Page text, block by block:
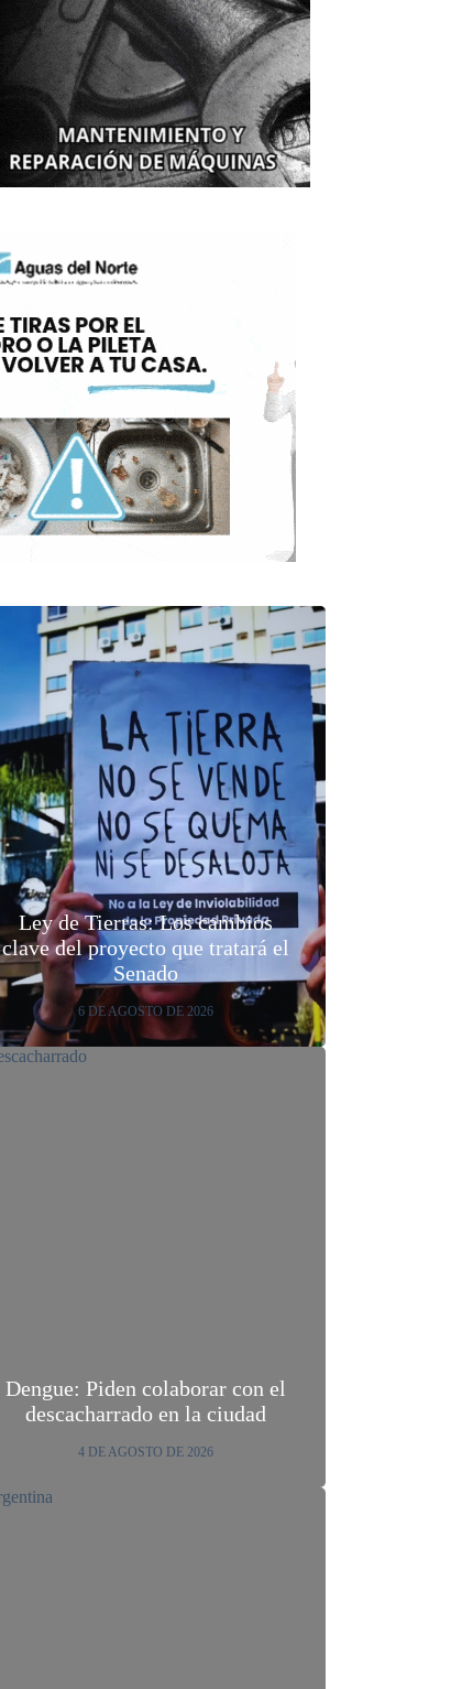
Ley de Tierras: Los cambios
clave del proyecto que tratará el
Senado
6 DE AGOSTO DE 2026
Dengue: Piden colaborar con el
descacharrado en la ciudad
4 DE AGOSTO DE 2026